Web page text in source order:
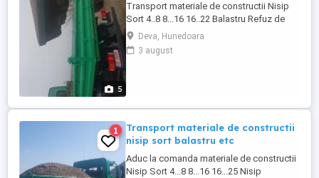
5
Transport materiale de constructii Nisip
Sort 4..8 8...16 16..22 Balastru Refuz de
ciur Pamant vegetal Piatra de cariera
concasata Moloz Cu masina de 7.4 tone
Tele
Deva, Hunedoara
3 august
1
Transport materiale de constructii
nisip sort balastru etc
Aduc la comanda materiale de constructii
Nisip Sort 4...8 8...16 16...25 Nisip